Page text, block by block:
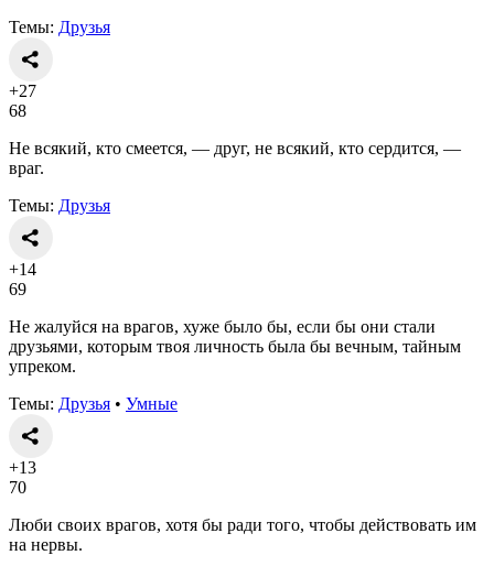
Темы: Друзья
+27
68
Не всякий, кто смеется, — друг, не всякий, кто сердится, —
враг.
Темы: Друзья
+14
69
Не жалуйся на врагов, хуже было бы, если бы они стали
друзьями, которым твоя личность была бы вечным, тайным
упреком.
Темы: Друзья • Умные
+13
70
Люби своих врагов, хотя бы ради того, чтобы действовать им
на нервы.